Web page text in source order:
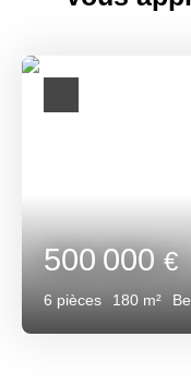
500 000€
6 pièces 180 m²